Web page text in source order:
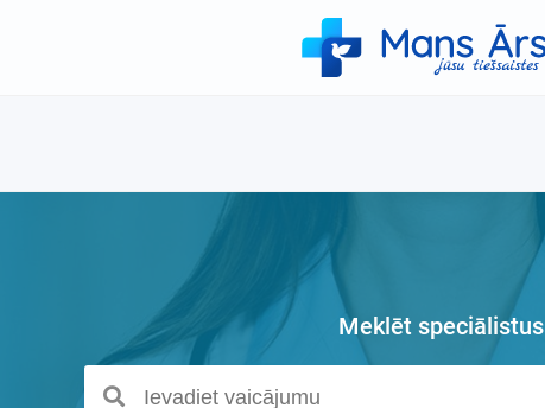
Meklēt speciālistus